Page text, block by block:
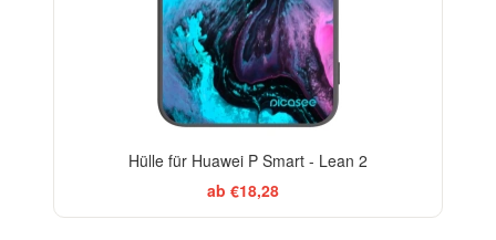
Hülle für Huawei P Smart - Lean 2
ab €18,28